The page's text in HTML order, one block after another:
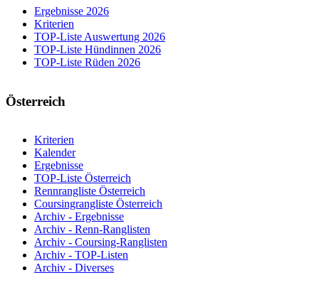
Ergebnisse 2026
Kriterien
TOP-Liste Auswertung 2026
TOP-Liste Hündinnen 2026
TOP-Liste Rüden 2026
Österreich
Kriterien
Kalender
Ergebnisse
TOP-Liste Österreich
Rennrangliste Österreich
Coursingrangliste Österreich
Archiv - Ergebnisse
Archiv - Renn-Ranglisten
Archiv - Coursing-Ranglisten
Archiv - TOP-Listen
Archiv - Diverses